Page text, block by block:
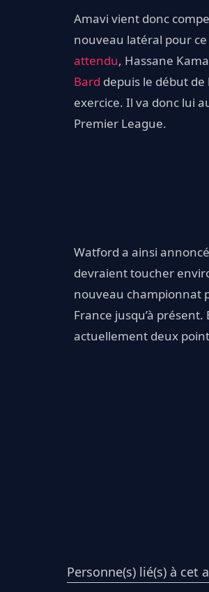
Amavi vient donc
nouveau latéral pour ce
attendu, Hassane
Bard depuis le début
exercice. Il va donc lui
Premier League.
Watford a ainsi
devraient toucher
nouveau championnat
France jusqu’à
actuellement deux
Personne(s) lié(s) à cet